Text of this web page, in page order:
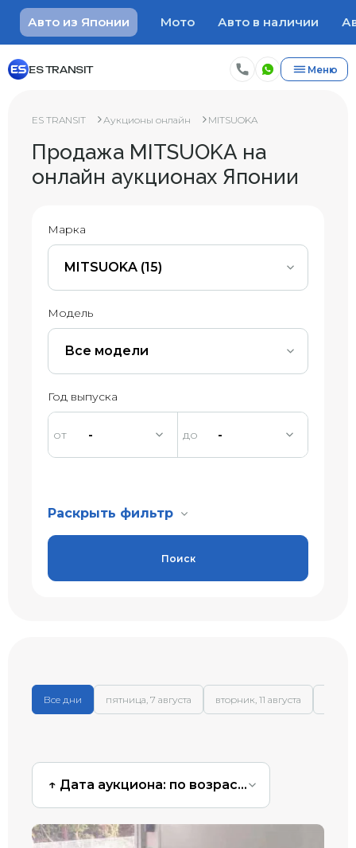
Авто из Японии Мото Авто в наличии
ES TRANSIT Меню
ES TRANSIT Аукционы онлайн MITSUOKA
Продажа MITSUOKA на
онлайн аукционах Японии
Марка
MITSUOKA (15)
Модель
Все модели
Год выпуска
- -
Раскрыть фильтр
Поиск
Все дни пятница, 7 августа вторник, 11 августа
↑ Дата аукциона: по возрастанию